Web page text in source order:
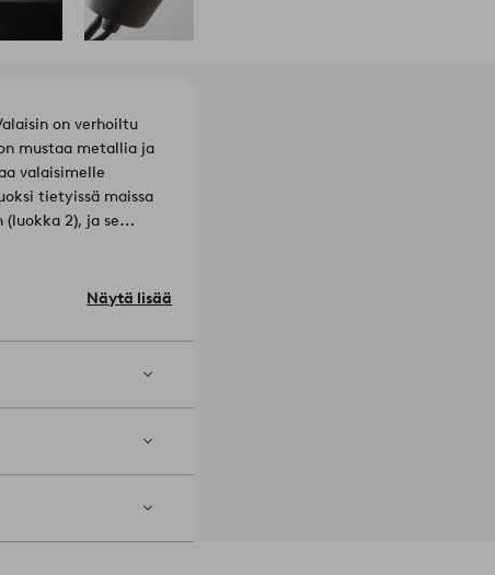
on verhoiltu
mustaa metallia ja
valaisimelle
tietyissä maissa
2), ja se
korkeus 30 cm,
Näytä lisää